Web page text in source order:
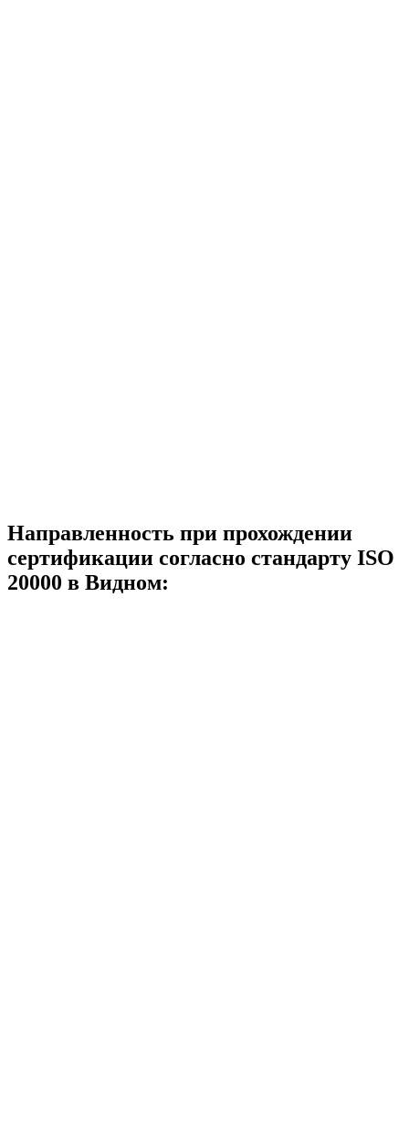
Направленность при прохождении
сертификации согласно стандарту ISO
20000 в Видном: